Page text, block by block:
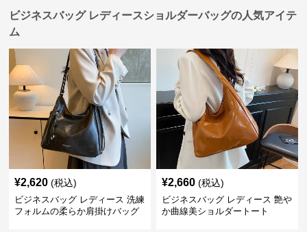
ビジネスバッグ レディースショルダーバッグの人気アイテ
ム
¥2,620 (税込)
ビジネスバッグ レディース 洗練
フォルムの柔らか肩掛けバッグ
¥2,660 (税込)
ビジネスバッグ レディース 艶や
か曲線美ショルダートート